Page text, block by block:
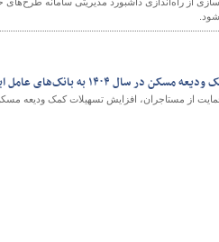
سال ۱۴۰۴ به بانک‌های عامل ابلاغ شد
از مستاجران، افزایش تسهیلات کمک ودیعه